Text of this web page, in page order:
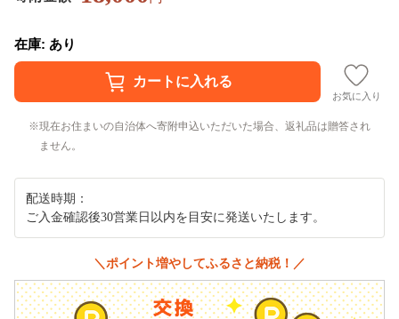
在庫: あり
お気に入り
現在お住まいの自治体へ寄附申込いただいた場合、返礼品は贈答され
ません。
配送時期：
ご入金確認後30営業日以内を目安に発送いたします。
＼ポイント増やしてふるさと納税！／